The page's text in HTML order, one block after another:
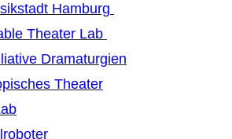
Hamburg
Theater Lab
Dramaturgien
Theater